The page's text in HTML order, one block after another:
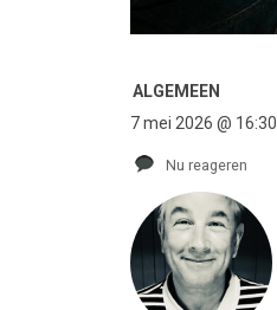
ALGEMEEN
7 mei 2026 @ 16:30
Nu reageren